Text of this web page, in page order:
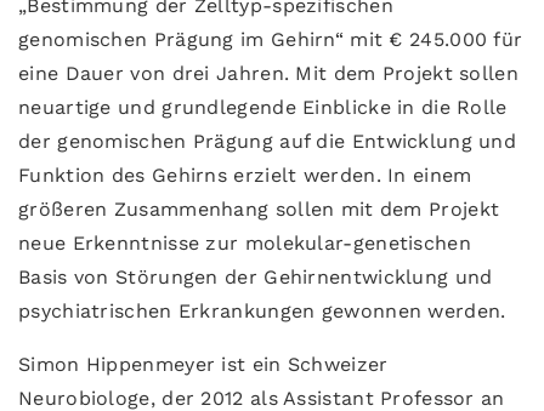
„Bestimmung der Zelltyp-spezifischen
genomischen Prägung im Gehirn“ mit € 245.000 für
eine Dauer von drei Jahren. Mit dem Projekt sollen
neuartige und grundlegende Einblicke in die Rolle
der genomischen Prägung auf die Entwicklung und
Funktion des Gehirns erzielt werden. In einem
größeren Zusammenhang sollen mit dem Projekt
neue Erkenntnisse zur molekular-genetischen
Basis von Störungen der Gehirnentwicklung und
psychiatrischen Erkrankungen gewonnen werden.
Simon Hippenmeyer ist ein Schweizer
Neurobiologe, der 2012 als Assistant Professor an